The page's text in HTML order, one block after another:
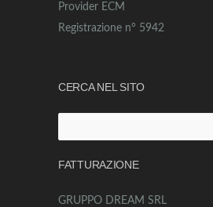
Provider ECM
Registrazione n° 5942
CERCA NEL SITO
per:
FATTURAZIONE
GRUPPO DREAM SRL